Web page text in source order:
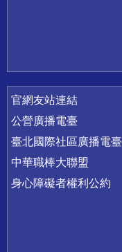
官網友站連結
公營廣播電臺
臺北國際社區廣播電臺
中華職棒大聯盟
身心障礙者權利公約